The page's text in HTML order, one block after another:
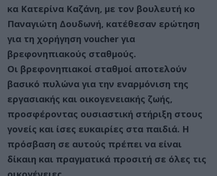
κα Κατερίνα Καζάνη, με τον βουλευτή κο
Παναγιώτη Δουδωνή, κατέθεσαν ερώτηση
για τη χορήγηση voucher για
βρεφονηπιακούς σταθμούς.
Οι βρεφονηπιακοί σταθμοί αποτελούν
βασικό πυλώνα για την εναρμόνιση της
εργασιακής και οικογενειακής ζωής,
προσφέροντας ουσιαστική στήριξη στους
γονείς και ίσες ευκαιρίες στα παιδιά. Η
πρόσβαση σε αυτούς πρέπει να είναι
δίκαιη και πραγματικά προσιτή σε όλες τις